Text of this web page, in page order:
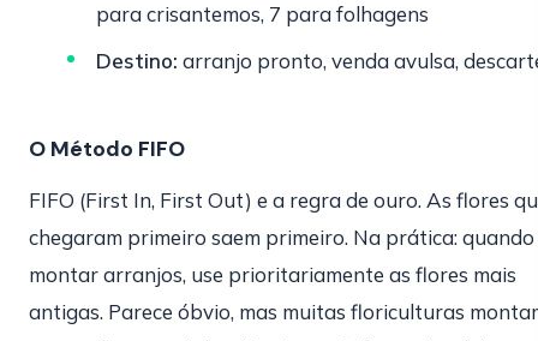
para crisantemos, 7 para folhagens
Destino: arranjo pronto, venda avulsa,
O Método FIFO
FIFO (First In, First Out) e a regra de ouro. As flores
chegaram primeiro saem primeiro. Na prática:
montar arranjos, use prioritariamente as flores mais
antigas. Parece óbvio, mas muitas floriculturas